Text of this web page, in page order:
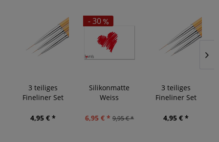
3 teiliges
Fineliner Set
4,95 € *
- 30
Silikonmatte
Weiss
6,95 € * 9,95 € *
3 teiliges
Fineliner Set
4,95 € *